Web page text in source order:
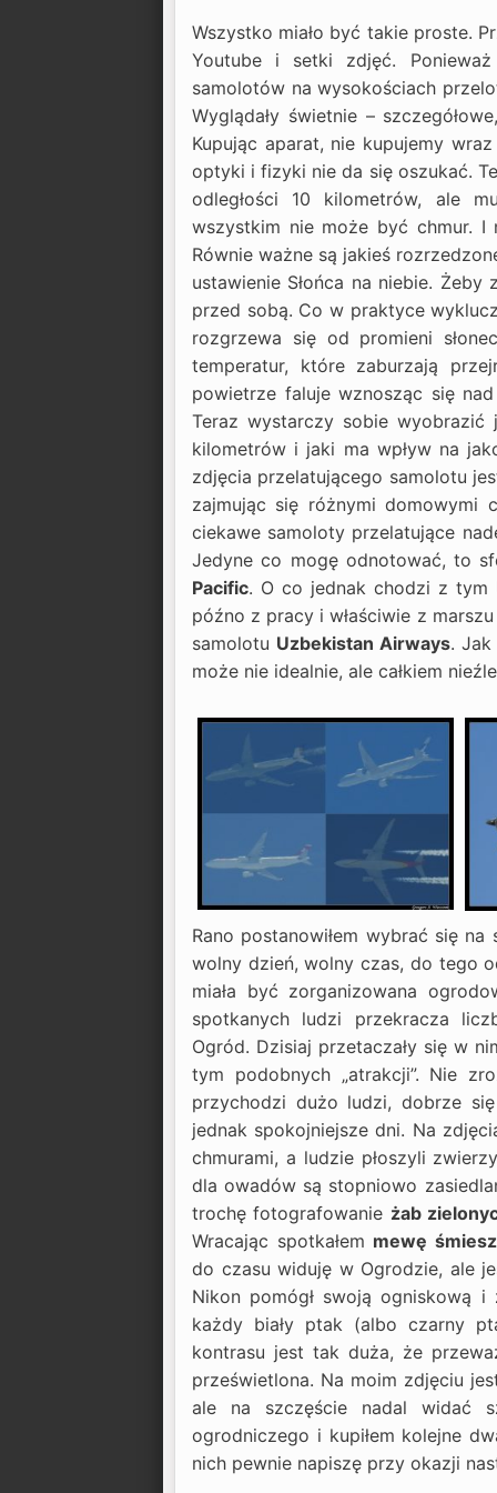
Wszystko miało być takie proste.
Youtube i setki zdjęć.
samolotów na wysokościach
Wyglądały świetnie –
Kupując aparat, nie kupujemy
optyki i fizyki nie da się oszukać.
odległości 10 kilometrów, ale
wszystkim nie może być chmur.
Równie ważne są jakieś
ustawienie Słońca na niebie.
przed sobą. Co w praktyce
rozgrzewa się od promieni
temperatur, które zaburzają
powietrze faluje wznosząc się
Teraz wystarczy sobie
kilometrów i jaki ma wpływ na
zdjęcia przelatującego samolotu
zajmując się różnymi domowymi
ciekawe samoloty przelatujące
Jedyne co mogę odnotować, to
Pacific. O co jednak chodzi z tym
późno z pracy i właściwie z
samolotu Uzbekistan Airways. Jak
może nie idealnie, ale całkiem
Rano postanowiłem wybrać się
wolny dzień, wolny czas, do tego
miała być zorganizowana
spotkanych ludzi przekracza
Ogród. Dzisiaj przetaczały się w
tym podobnych „atrakcji”. Nie
przychodzi dużo ludzi, dobrze
jednak spokojniejsze dni. Na
chmurami, a ludzie płoszyli
dla owadów są stopniowo
trochę fotografowanie żab
Wracając spotkałem mewę
do czasu widuję w Ogrodzie, ale
Nikon pomógł swoją ogniskową i
każdy biały ptak (albo czarny
kontrasu jest tak duża, że
prześwietlona. Na moim zdjęciu
ale na szczęście nadal widać
ogrodniczego i kupiłem kolejne
nich pewnie napiszę przy okazji